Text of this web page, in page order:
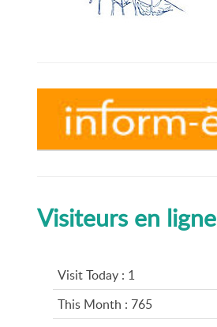
Visiteurs en ligne
Visit Today : 1
This Month : 765